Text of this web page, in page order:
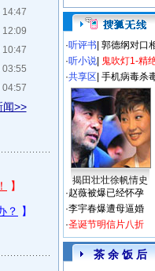
>>
·听评书 郭德纲对口
·听小说 鬼吹灯1-精
·共享区 手机病毒杀
揭田壮壮徐帆情史
·赵薇被爆已经怀孕
·李宇春爆遭母逼婚
·圣诞节明信片八折
茶 余 饭 后